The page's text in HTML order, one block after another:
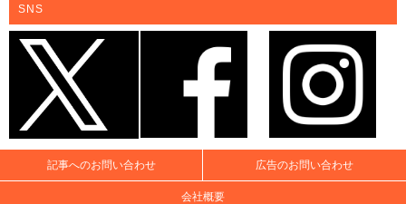
SNS
記事へのお問い合わせ 広告のお問い合わせ
会社概要